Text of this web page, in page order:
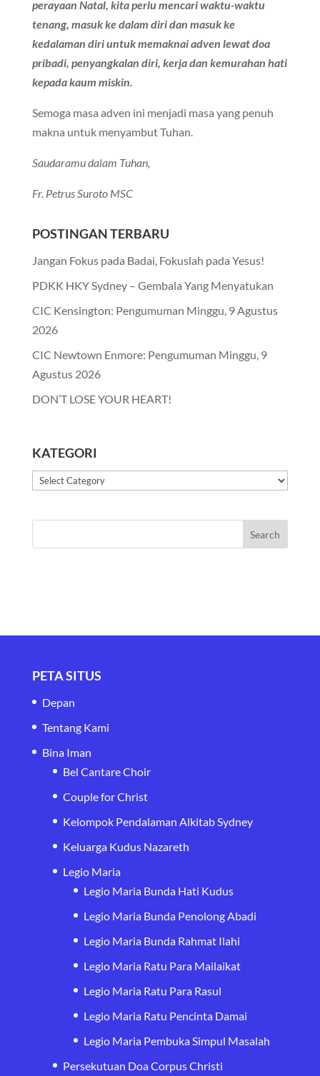
perayaan Natal, kita perlu mencari waktu-waktu
tenang, masuk ke dalam diri dan masuk ke
kedalaman diri untuk memaknai adven lewat doa
pribadi, penyangkalan diri, kerja dan kemurahan hati
kepada kaum miskin.
Semoga masa adven ini menjadi masa yang penuh
makna untuk menyambut Tuhan.
Saudaramu dalam Tuhan,
Fr. Petrus Suroto MSC
POSTINGAN TERBARU
Jangan Fokus pada Badai, Fokuslah pada Yesus!
PDKK HKY Sydney – Gembala Yang Menyatukan
CIC Kensington: Pengumuman Minggu, 9 Agustus
2026
CIC Newtown Enmore: Pengumuman Minggu, 9
Agustus 2026
DON’T LOSE YOUR HEART!
KATEGORI
Kategori
PETA SITUS
Depan
Tentang Kami
Bina Iman
Bel Cantare Choir
Couple for Christ
Kelompok Pendalaman Alkitab Sydney
Keluarga Kudus Nazareth
Legio Maria
Legio Maria Bunda Hati Kudus
Legio Maria Bunda Penolong Abadi
Legio Maria Bunda Rahmat Ilahi
Legio Maria Ratu Para Mailaikat
Legio Maria Ratu Para Rasul
Legio Maria Ratu Pencinta Damai
Legio Maria Pembuka Simpul Masalah
Persekutuan Doa Corpus Christi